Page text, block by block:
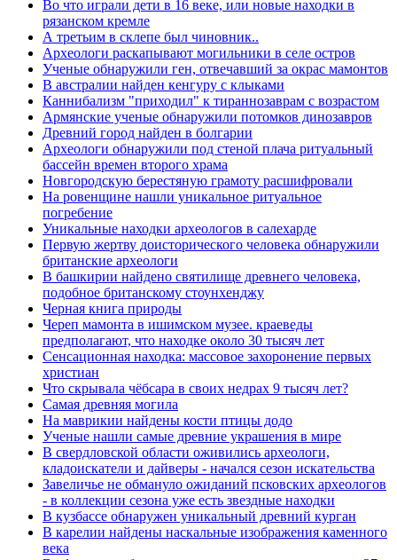
Во что играли дети в 16 веке, или новые находки в
рязанском кремле
А третьим в склепе был чиновник..
Археологи раскапывают могильники в селе остров
Ученые обнаружили ген, отвечавший за окрас мамонтов
В австралии найден кенгуру с клыками
Каннибализм "приходил" к тираннозаврам с возрастом
Армянские ученые обнаружили потомков динозавров
Древний город найден в болгарии
Археологи обнаружили под стеной плача ритуальный
бассейн времен второго храма
Новгородскую берестяную грамоту расшифровали
На ровенщине нашли уникальное ритуальное
погребение
Уникальные находки археологов в салехарде
Первую жертву доисторического человека обнаружили
британские археологи
В башкирии найдено святилище древнего человека,
подобное британскому стоунхенджу
Черная книга природы
Череп мамонта в ишимском музее. краеведы
предполагают, что находке около 30 тысяч лет
Сенсационная находка: массовое захоронение первых
христиан
Что скрывала чёбсара в своих недрах 9 тысяч лет?
Самая древняя могила
На маврикии найдены кости птицы додо
Ученые нашли самые древние украшения в мире
В свердловской области оживились археологи,
кладоискатели и дайверы - начался сезон искательства
Завеличье не обмануло ожиданий псковских археологов
- в коллекции сезона уже есть звездные находки
В кузбассе обнаружен уникальный древний курган
В карелии найдены наскальные изображения каменного
века